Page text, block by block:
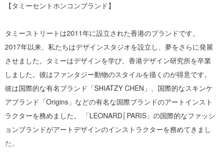
【タミーセントホンコンブランド】
タミーストリートは2011年に設立された香港のブランドです。
2017年以来、私たちはデザインスタジオを設立し、夢をさらに発展
させました。タミーはデザインを学び、香港デザイン研究所を卒業
しました。彼はファンタジー動物のスタイルを描くのが得意です。
彼は国際的な有名ブランド「SHIATZY CHEN」、国際的なスキンケ
アブランド「Origins」などの有名な国際ブランドのアートインスト
ラクターを務めました。 「LEONARD│PARIS」の国際的なファッシ
ョンブランドがアートデザインのインストラクターを務めてきまし
た。